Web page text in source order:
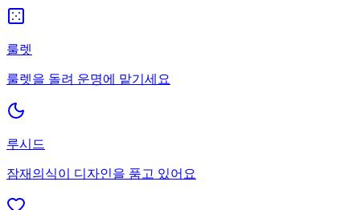
룰렛
룰렛을 돌려 운명에 맡기세요
루시드
잠재의식이 디자인을 품고 있어요